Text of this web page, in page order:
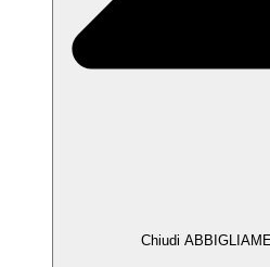
Chiudi